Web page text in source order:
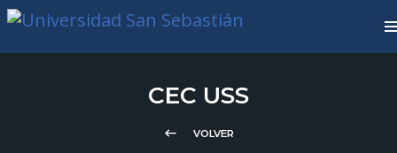
CEC USS
keyboard_backspace VOLVER